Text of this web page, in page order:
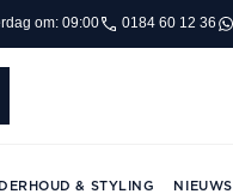
om: 09:00 0184 60 12 36
& STYLING NIEUWS